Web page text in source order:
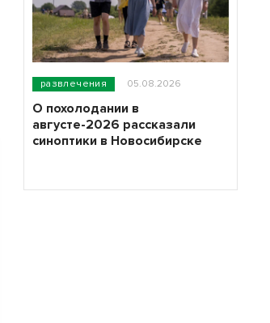
развлечения 05.08.2026
О похолодании в
августе-2026 рассказали
синоптики в Новосибирске